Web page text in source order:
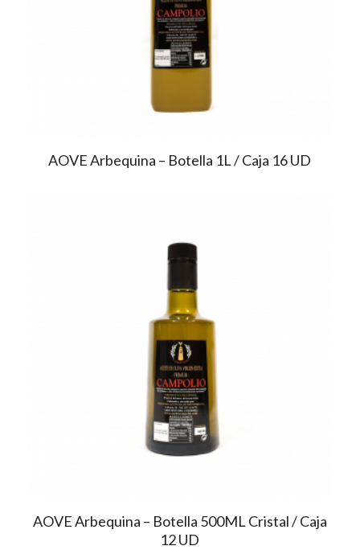
AOVE Arbequina – Botella 1L / Caja 16 UD
AOVE Arbequina – Botella 500ML Cristal / Caja
12 UD